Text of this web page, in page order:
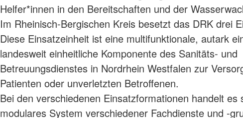
Helfer*innen in den Bereitschaften und der
Im Rheinisch-Bergischen Kreis besetzt das DRK drei
Diese Einsatzeinheit ist eine multifunktionale, autark
landesweit einheitliche Komponente des Sanitäts- und
Betreuungsdienstes in Nordrhein Westfalen zur
Patienten oder unverletzten Betroffenen.
Bei den verschiedenen Einsatzformationen handelt es
modulares System verschiedener Fachdienste und -